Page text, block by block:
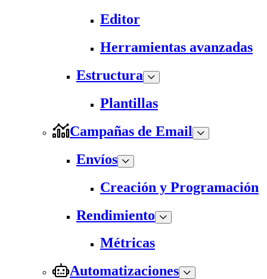
Editor
Herramientas avanzadas
Estructura
Plantillas
Campañas de Email
Envíos
Creación y Programación
Rendimiento
Métricas
Automatizaciones